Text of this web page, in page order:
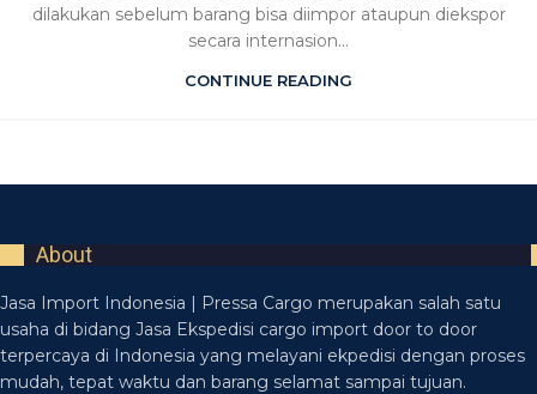
dilakukan sebelum barang bisa diimpor ataupun diekspor
secara internasion...
CONTINUE READING
About
Jasa Import Indonesia | Pressa Cargo merupakan salah satu
usaha di bidang Jasa Ekspedisi cargo import door to door
terpercaya di Indonesia yang melayani ekpedisi dengan proses
mudah, tepat waktu dan barang selamat sampai tujuan.